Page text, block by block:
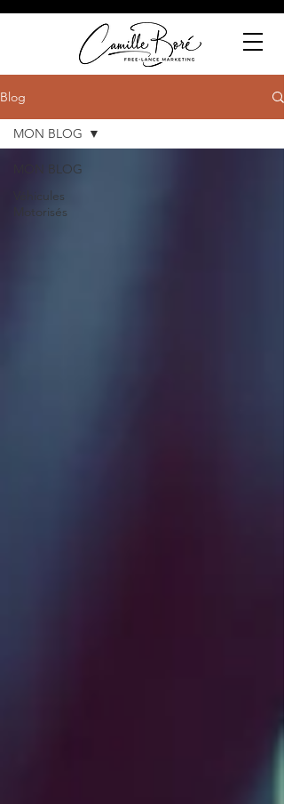
Blog
MON BLOG
Véhicules
Motorisés
MON BLOG